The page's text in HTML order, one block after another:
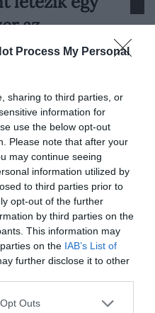
Process My Personal
sharing to third parties, or
information for
use the below opt-out
Please note that after your
may continue seeing
information utilized by
to third parties prior to
opt-out of the further
by third parties on the
This information may
on the IAB’s List of
further disclose it to other
uses one or more Google
Outs
hogy egy
arra, hogy
az
az…